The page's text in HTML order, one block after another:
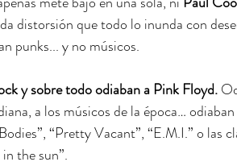
distorsión que todo lo inunda con
punks... y no músicos.
y sobre todo odiaban a Pink Floyd.
a los músicos de la época…
“Pretty Vacant”, “E.M.I.” o las
the sun”.